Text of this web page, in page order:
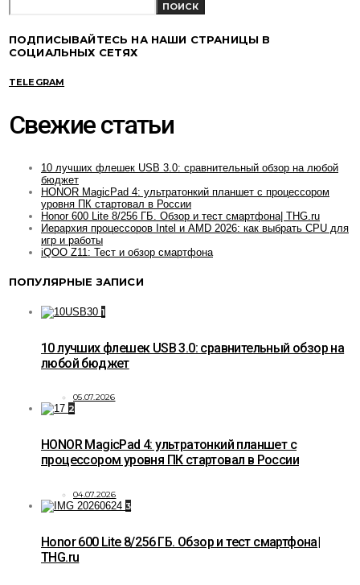
ПОИСК
ПОДПИСЫВАЙТЕСЬ НА НАШИ СТРАНИЦЫ В
СОЦИАЛЬНЫХ СЕТЯХ
TELEGRAM
Свежие статьи
10 лучших флешек USB 3.0: сравнительный обзор на любой
бюджет
HONOR MagicPad 4: ультратонкий планшет с процессором
уровня ПК стартовал в России
Honor 600 Lite 8/256 ГБ. Обзор и тест смартфона| THG.ru
Иерархия процессоров Intel и AMD 2026: как выбрать CPU для
игр и работы
iQOO Z11: Тест и обзор смартфона
ПОПУЛЯРНЫЕ ЗАПИСИ
1
10 лучших флешек USB 3.0: сравнительный обзор на
любой бюджет
05.07.2026
2
HONOR MagicPad 4: ультратонкий планшет с
процессором уровня ПК стартовал в России
04.07.2026
3
Honor 600 Lite 8/256 ГБ. Обзор и тест смартфона|
THG.ru